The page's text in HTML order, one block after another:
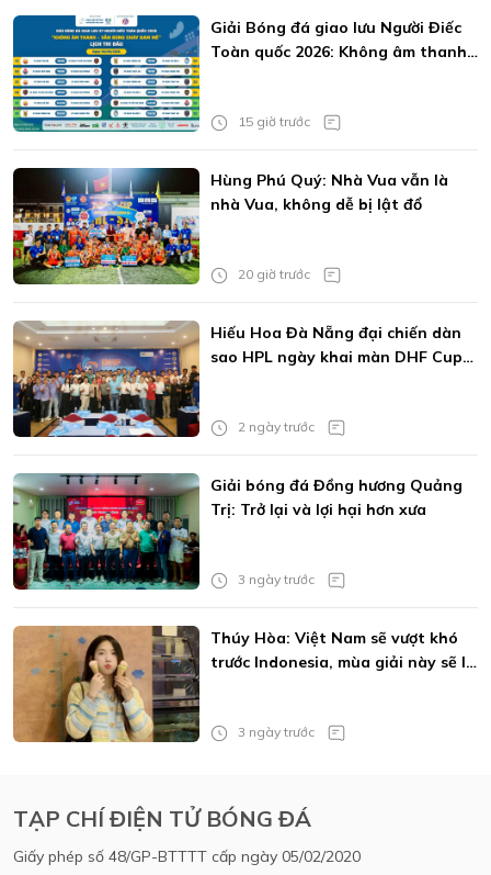
Giải Bóng đá giao lưu Người Điếc
Toàn quốc 2026: Không âm thanh
15 giờ trước
Hùng Phú Quý: Nhà Vua vẫn là
nhà Vua, không dễ bị lật đổ
20 giờ trước
Hiếu Hoa Đà Nẵng đại chiến dàn
sao HPL ngày khai màn DHF Cup
2 ngày trước
Giải bóng đá Đồng hương Quảng
Trị: Trở lại và lợi hại hơn xưa
3 ngày trước
Thúy Hòa: Việt Nam sẽ vượt khó
trước Indonesia, mùa giải này sẽ là
3 ngày trước
TẠP CHÍ ĐIỆN TỬ BÓNG ĐÁ
Giấy phép số 48/GP-BTTTT cấp ngày 05/02/2020